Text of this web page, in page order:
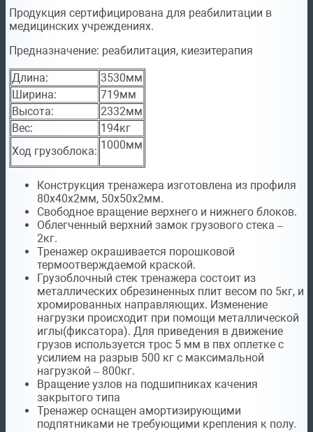
Продукция сертифицирована для реабилитации в
медицинских учреждениях.
Предназначение: реабилитация, киезитерапия
Длина:
3530мм
Ширина:
719мм
Высота:
2332мм
Вес:
194кг
Ход грузоблока: 1000мм
Конструкция тренажера изготовлена из профиля
80х40х2мм, 50х50х2мм.
Свободное вращение верхнего и нижнего блоков.
Облегченный верхний замок грузового стека –
2кг.
Тренажер окрашивается порошковой
термоотверждаемой краской.
Грузоблочный стек тренажера состоит из
металлических обрезиненных плит весом по 5кг, и
хромированных направляющих. Изменение
нагрузки происходит при помощи металлической
иглы(фиксатора). Для приведения в движение
грузов используется трос 5 мм в пвх оплетке с
усилием на разрыв 500 кг с максимальной
нагрузкой – 800кг.
Вращение узлов на подшипниках качения
закрытого типа
Тренажер оснащен амортизирующими
подпятниками не требующими крепления к полу.